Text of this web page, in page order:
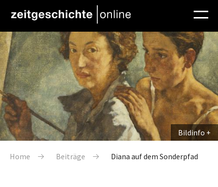
Direkt zum Inhalt
Bildinfo
Pfadnavigation
Home Beiträge Diana auf dem Sonderpfad